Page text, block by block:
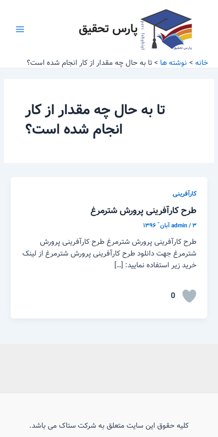
پارس تحقیق
خانه نوشته ها تا به حال چه مقدار از کار انجام شده است؟
تا به حال چه مقدار از کار
انجام شده است؟
کارآفرینی
طرح کارآفرینی پرورش شترمرغ
admin/۳ آبان ّ ۱۳۹۶
طرح کارآفرینی پرورش شترمرغ طرح کارآفرینی پرورش
شترمرغ جهت دانلود طرح کارآفرینی پرورش شترمرغ از لینک
خرید زیر استفاده نمایید: […]
0
کلیه حقوق این سایت متعلق به شرکت ستاک می باشد.